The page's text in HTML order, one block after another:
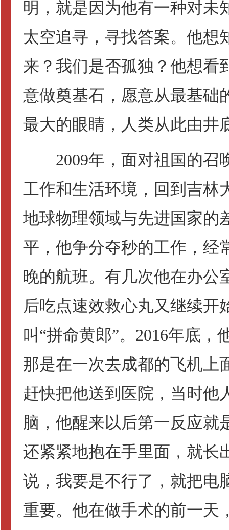
明，就是因为他有一种对未
太空追寻，寻找答案。他想
来？我们是否孤独？他想看
意做奠基石，愿意从最基础
最大的眼睛，人类从此由
2009年，面对祖国的召
工作和生活环境，回到吉林
地球物理领域与先进国家的
平，他争分夺秒的工作，经
晚的航班。有几次他在办公
后吃点速效救心丸又继续开
叫“拼命黄郎”。2016年底
那是在一次去成都的飞机上
赶快把他送到医院，当时他
脑，他醒来以后第一反应就
还紧紧地抱在手里面，就长
说，我要是不行了，就把电
重要。他在做手术的前一天